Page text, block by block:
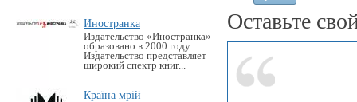
Иностранка
Издательство «Иностранка»
образовано в 2000 году.
Издательство представляет
широкий спектр книг...
Країна мрій
Оставьте